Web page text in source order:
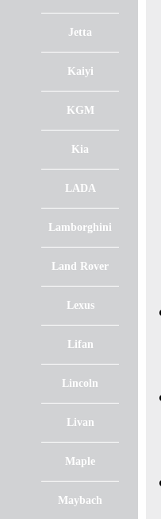
Jetta
Kaiyi
KGM
Kia
LADA
Lamborghini
Land Rover
Lexus
Lifan
Lincoln
Livan
Maple
Maybach